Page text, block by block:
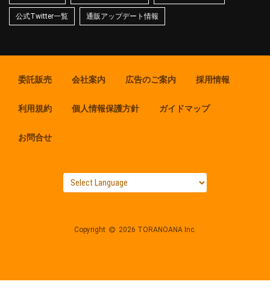
公式Twitter一覧 通販アップデート情報
委託販売 会社案内 広告のご案内 採用情報
利用規約 個人情報保護方針 ガイドマップ
お問合せ
Copyright 2026 TORANOANA Inc.